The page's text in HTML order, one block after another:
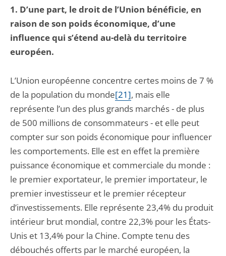
1. D’une part, le droit de l’Union bénéficie, en
raison de son poids économique, d’une
influence qui s’étend au-delà du territoire
européen.
L’Union européenne concentre certes moins de 7 %
de la population du monde[21], mais elle
représente l’un des plus grands marchés - de plus
de 500 millions de consommateurs - et elle peut
compter sur son poids économique pour influencer
les comportements. Elle est en effet la première
puissance économique et commerciale du monde :
le premier exportateur, le premier importateur, le
premier investisseur et le premier récepteur
d’investissements. Elle représente 23,4% du produit
intérieur brut mondial, contre 22,3% pour les États-
Unis et 13,4% pour la Chine. Compte tenu des
débouchés offerts par le marché européen, la